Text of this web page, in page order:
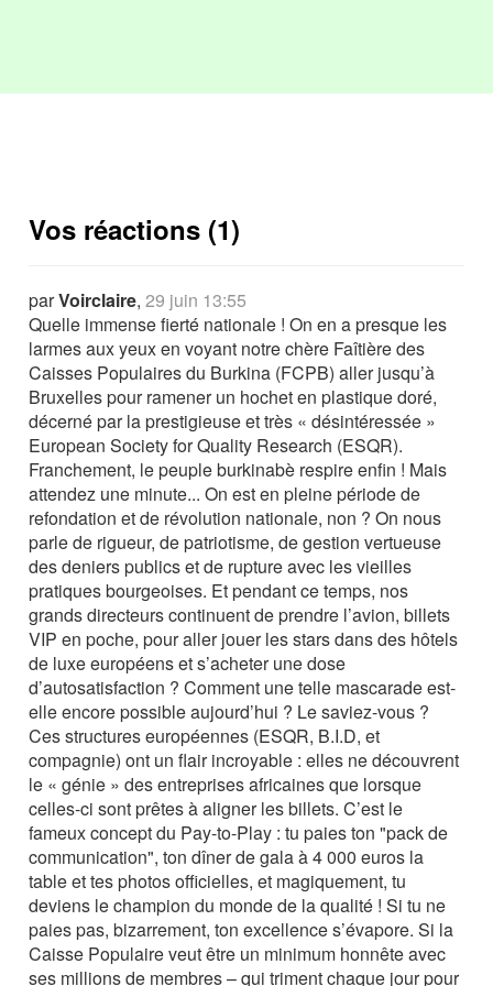
Vos réactions (1)
parVoirclaire,29 juin 13:55
Quelle immense fierté nationale ! On en a presque les
larmes aux yeux en voyant notre chère Faîtière des
Caisses Populaires du Burkina (FCPB) aller jusqu’à
Bruxelles pour ramener un hochet en plastique doré,
décerné par la prestigieuse et très « désintéressée »
European Society for Quality Research (ESQR).
Franchement, le peuple burkinabè respire enfin ! Mais
attendez une minute... On est en pleine période de
refondation et de révolution nationale, non ? On nous
parle de rigueur, de patriotisme, de gestion vertueuse
des deniers publics et de rupture avec les vieilles
pratiques bourgeoises. Et pendant ce temps, nos
grands directeurs continuent de prendre l’avion, billets
VIP en poche, pour aller jouer les stars dans des hôtels
de luxe européens et s’acheter une dose
d’autosatisfaction ? Comment une telle mascarade est-
elle encore possible aujourd’hui ? Le saviez-vous ?
Ces structures européennes (ESQR, B.I.D, et
compagnie) ont un flair incroyable : elles ne découvrent
le « génie » des entreprises africaines que lorsque
celles-ci sont prêtes à aligner les billets. C’est le
fameux concept du Pay-to-Play : tu paies ton "pack de
communication", ton dîner de gala à 4 000 euros la
table et tes photos officielles, et magiquement, tu
deviens le champion du monde de la qualité ! Si tu ne
paies pas, bizarrement, ton excellence s’évapore. Si la
Caisse Populaire veut être un minimum honnête avec
ses millions de membres – qui triment chaque jour pour